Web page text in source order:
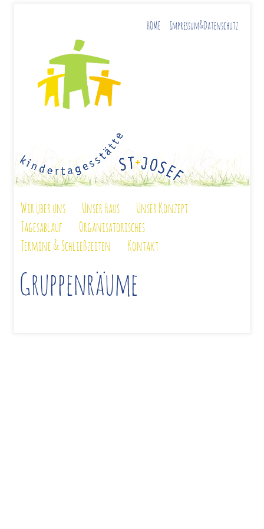
HOME Impressum&Datenschutz
Wir über uns Unser Haus
Unser Konzept
Tagesablauf
Organisatorisches
Termine & Schließzeiten
Kontakt
Gruppenräume